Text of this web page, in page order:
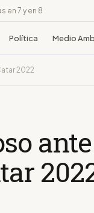
en 7 y en 8
Política Medio
2022